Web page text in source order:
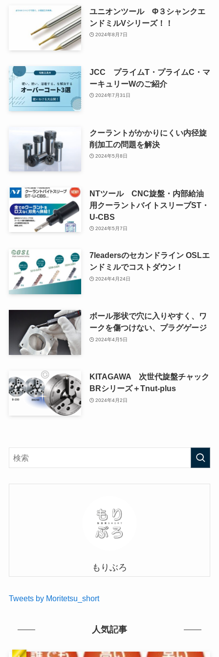
ユニオンツール Φ３シャンクエ
ンドミルVシリーズ！！
2024年8月7日
JCC プライムT・プライムC・マ
ーキュリーWのご紹介
2024年7月31日
クーラントがかかりにくい内径旋
削加工の問題を解決
2024年5月8日
NTツール CNC旋盤・内部給油
用クーラントバイトスリーブST・
U-CBS
2024年5月7日
7leadersのセカンドライン OSLエ
ンドミルでコストダウン！
2024年4月24日
ボール形状で穴に入りやすく、ワ
ークを傷つけない、プラグゲージ
2024年4月5日
KITAGAWA 次世代旋盤チャック
BRシリーズ＋Tnut-plus
2024年4月2日
もりぶろ
Tweets by Moritetsu_short
人気記事